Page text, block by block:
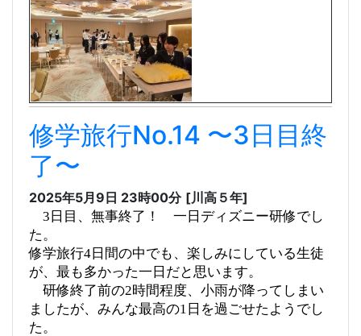
修学旅行No.14 〜3日目終
了〜
2025年5月9日 23時00分 [川高５年]
3日目、無事終了！ 一日ディズニー研修でし
た。
修学旅行4日間の中でも、楽しみにしている生徒
が、最も多かった一日だと思います。
研修終了前の2時間程度、小雨が降ってしまい
ましたが、みんな最高の1日を過ごせたようでし
た。